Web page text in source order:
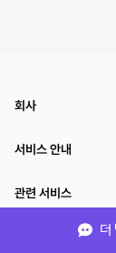
더
회사
서비스 안내
관련 서비스